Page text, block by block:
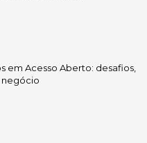
em Acesso Aberto: desafios,
negócio